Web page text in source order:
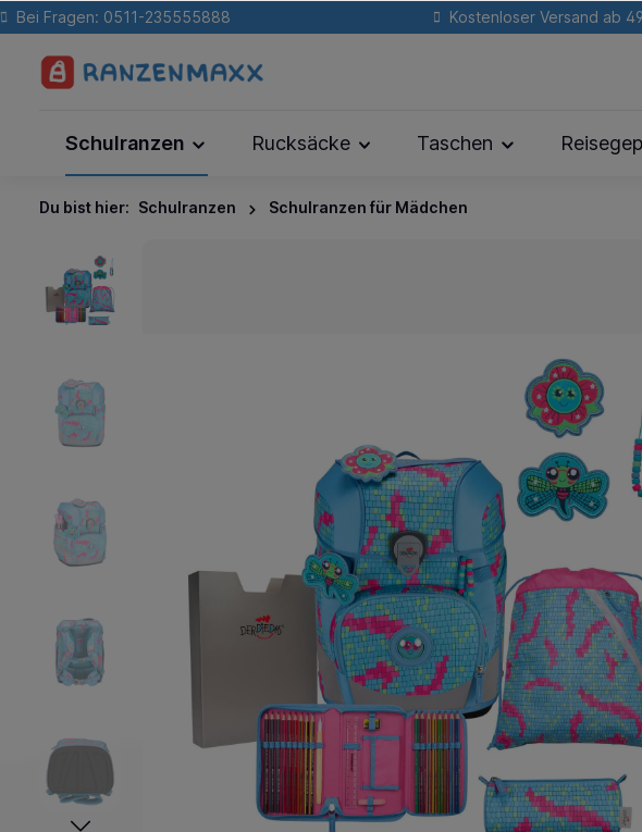
Bei Fragen: 0511-235555888 Kostenloser Versand ab
Schulranzen Rucksäcke Taschen
Du bist hier: Schulranzen Schulranzen für Mädchen